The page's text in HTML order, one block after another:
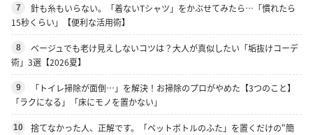
7
針も糸もいらない。「着ないTシャツ」をかぶせてみたら…「慣れたら
15秒くらい」【便利な活用術】
8
ベージュでも老け見えしないコツは？大人が真似したい「垢抜けコーデ
術」3選【2026夏】
9
「トイレ掃除が面倒…」を解決！お掃除のプロがやめた【3つのこと】
「ラクになる」「床にモノを置かない」
10
捨てなかった人、正解です。「ペットボトルのふた」を置くだけの"簡